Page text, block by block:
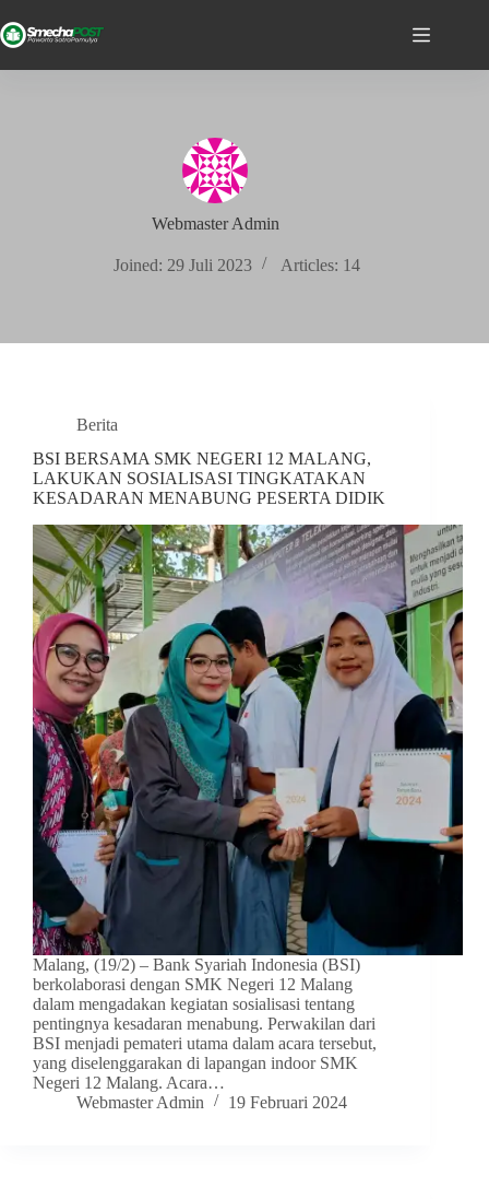
Webmaster Admin
Joined: 29 Juli 2023 Articles: 14
Berita
BSI BERSAMA SMK NEGERI 12 MALANG,
LAKUKAN SOSIALISASI TINGKATAKAN
KESADARAN MENABUNG PESERTA DIDIK
Malang, (19/2) – Bank Syariah Indonesia (BSI)
berkolaborasi dengan SMK Negeri 12 Malang
dalam mengadakan kegiatan sosialisasi tentang
pentingnya kesadaran menabung. Perwakilan dari
BSI menjadi pemateri utama dalam acara tersebut,
yang diselenggarakan di lapangan indoor SMK
Negeri 12 Malang. Acara…
Webmaster Admin
19 Februari 2024